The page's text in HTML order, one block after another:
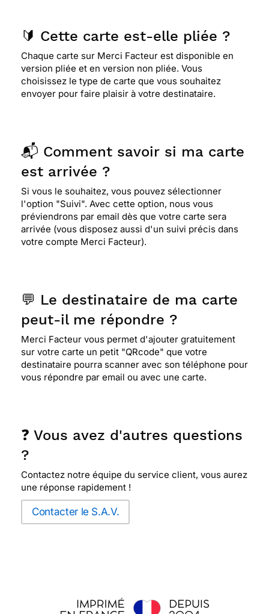
🔰 Cette carte est-elle pliée ?
Chaque carte sur Merci Facteur est disponible en
version pliée et en version non pliée. Vous
choisissez le type de carte que vous souhaitez
envoyer pour faire plaisir à votre destinataire.
📬 Comment savoir si ma carte
est arrivée ?
Si vous le souhaitez, vous pouvez sélectionner
l'option "Suivi". Avec cette option, nous vous
préviendrons par email dès que votre carte sera
arrivée (vous disposez aussi d'un suivi précis dans
votre compte Merci Facteur).
💬 Le destinataire de ma carte
peut-il me répondre ?
Merci Facteur vous permet d'ajouter gratuitement
sur votre carte un petit "QRcode" que votre
destinataire pourra scanner avec son téléphone pour
vous répondre par email ou avec une carte.
❓ Vous avez d'autres questions
?
Contactez notre équipe du service client, vous aurez
une réponse rapidement !
Contacter le S.A.V.